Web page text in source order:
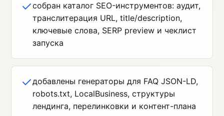
собран каталог SEO-инструментов: аудит,
транслитерация URL, title/description,
ключевые слова, SERP preview и чеклист
запуска
добавлены генераторы для FAQ JSON-LD,
robots.txt, LocalBusiness, структуры
лендинга, перелинковки и контент-плана